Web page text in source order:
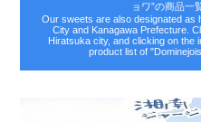
ョワ”の商品一
Our sweets are also designated as
City and Kanagawa Prefecture.
Hiratsuka city, and clicking on the
product list of